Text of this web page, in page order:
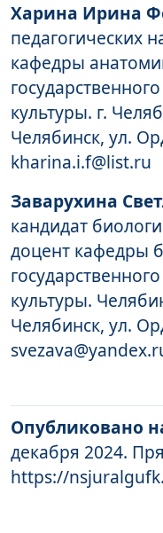
Харина Ирина
педагогических
кафедры
культуры. г.
Челябинск, ул.
kharina.i.f@list.ru
Заварухина
кандидат
доцент кафедры
культуры.
Челябинск, ул.
Опубликовано
декабря 2024.
https://